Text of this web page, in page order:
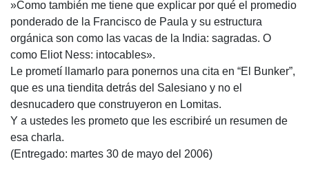
»Como también me tiene que explicar por qué el promedio
ponderado de la Francisco de Paula y su estructura
orgánica son como las vacas de la India: sagradas. O
como Eliot Ness: intocables».
Le prometí llamarlo para ponernos una cita en “El Bunker”,
que es una tiendita detrás del Salesiano y no el
desnucadero que construyeron en Lomitas.
Y a ustedes les prometo que les escribiré un resumen de
esa charla.
(Entregado: martes 30 de mayo del 2006)